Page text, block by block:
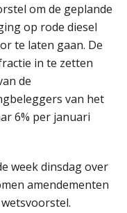
om de geplande
op rode diesel
te laten gaan. De
in te zetten
de
van het
6% per januari
week dinsdag over
amendementen
| Met
bedrijfsadvies
ondernemer
AMLR: wat verandert
models: de essentiële
elk finance team
verloop structureel.
als
hefboom